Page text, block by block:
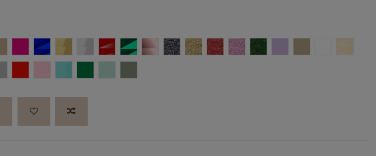
FucsiaEfecto espejo Azul
Efecto espejo Oro
Efecto espejo Plata
Efecto espejo Rojo
Efecto espejo Verde
Efecto espejo oro rosado
Glitter negro
Glitter OroGlitter RojoGlitter RosaGlitter Verde